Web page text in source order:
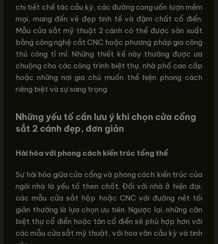
chi tiết chế tác cầu kỳ, các đường cong uốn lượn mềm
mại, mang đến vẻ đẹp tinh tế và đậm chất cổ điển.
Mẫu cửa sắt mỹ thuật 2 cánh có thể được sản xuất
bằng công nghệ cắt CNC hoặc phương pháp gia công
thủ công tỉ mỉ. Những thiết kế này thường được ưa
chuộng cho các công trình biệt thự, nhà phố cao cấp
hoặc những nơi gia chủ muốn thể hiện phong cách
riêng biệt và sự sang trọng.
Những yếu tố cần lưu ý khi chọn cửa cổng
sắt 2 cánh đẹp, đơn giản
Hài hòa với phong cách kiến trúc tổng thể
Sự hài hòa giữa cửa cổng và phong cách kiến trúc của
ngôi nhà là yếu tố then chốt. Đối với nhà ở hiện đại,
các mẫu cửa sắt hộp hoặc CNC với đường nét tối
giản thường là lựa chọn ưu tiên. Ngược lại, những căn
biệt thự cổ điển hoặc tân cổ điển sẽ phù hợp hơn với
các mẫu cửa sắt mỹ thuật, với hoa văn cầu kỳ và tinh